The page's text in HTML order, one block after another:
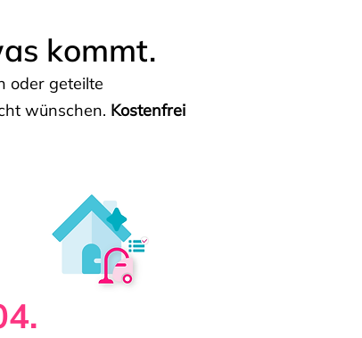
kommt.
oder geteilte
wünschen. Kostenfrei